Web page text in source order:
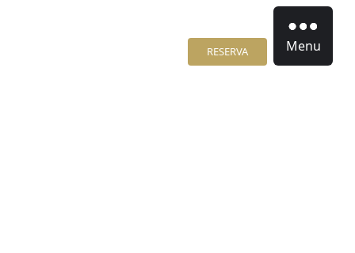
RESERVA Menu